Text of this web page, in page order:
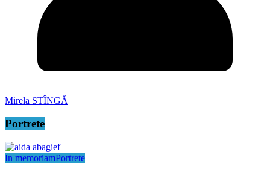
Mirela STÎNGĂ
Portrete
In memoriamPortrete